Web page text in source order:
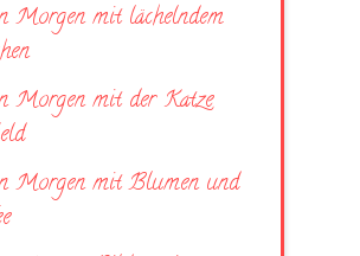
Morgen mit lächelndem
Morgen mit der Katze
Morgen mit Blumen und